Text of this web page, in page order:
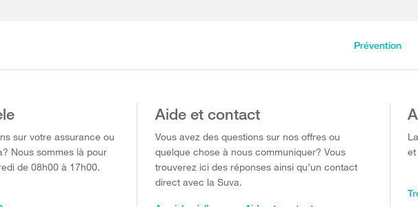
Prévention
sur votre assurance ou
Nous sommes là pour
de 08h00 à 17h00.
Aide et contact
Vous avez des questions sur nos offres ou
quelque chose à nous communiquer? Vous
trouverez ici des réponses ainsi qu’un contact
direct avec la Suva.
et